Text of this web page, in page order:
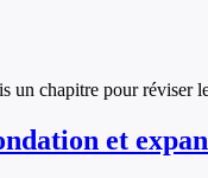
un chapitre pour réviser
et